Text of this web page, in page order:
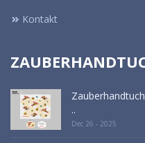
Kontakt
..
Dec 26 - 2025